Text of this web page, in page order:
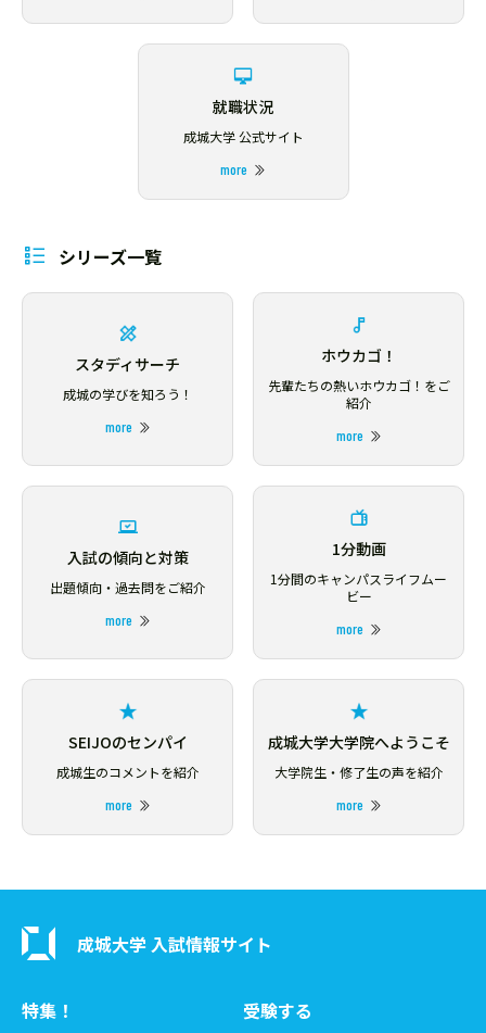
就職状況
成城大学 公式サイト
more
シリーズ一覧
スタディサーチ
成城の学びを知ろう！
more
ホウカゴ！
先輩たちの熱いホウカゴ！をご
紹介
more
入試の傾向と対策
出題傾向・過去問をご紹介
more
1分動画
1分間のキャンパスライフムー
ビー
more
SEIJOのセンパイ
成城生のコメントを紹介
more
成城大学大学院へようこそ
大学院生・修了生の声を紹介
more
成城大学 入試情報サイト
特集！
受験する